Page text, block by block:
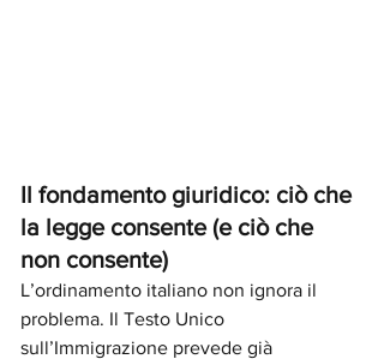
Il fondamento giuridico: ciò che
la legge consente (e ciò che
non consente)
L’ordinamento italiano non ignora il
problema. Il Testo Unico
sull’Immigrazione prevede già